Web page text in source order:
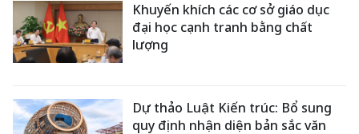
Khuyến khích các cơ sở giáo dục
đại học cạnh tranh bằng chất
lượng
Dự thảo Luật Kiến trúc: Bổ sung
quy định nhận diện bản sắc văn